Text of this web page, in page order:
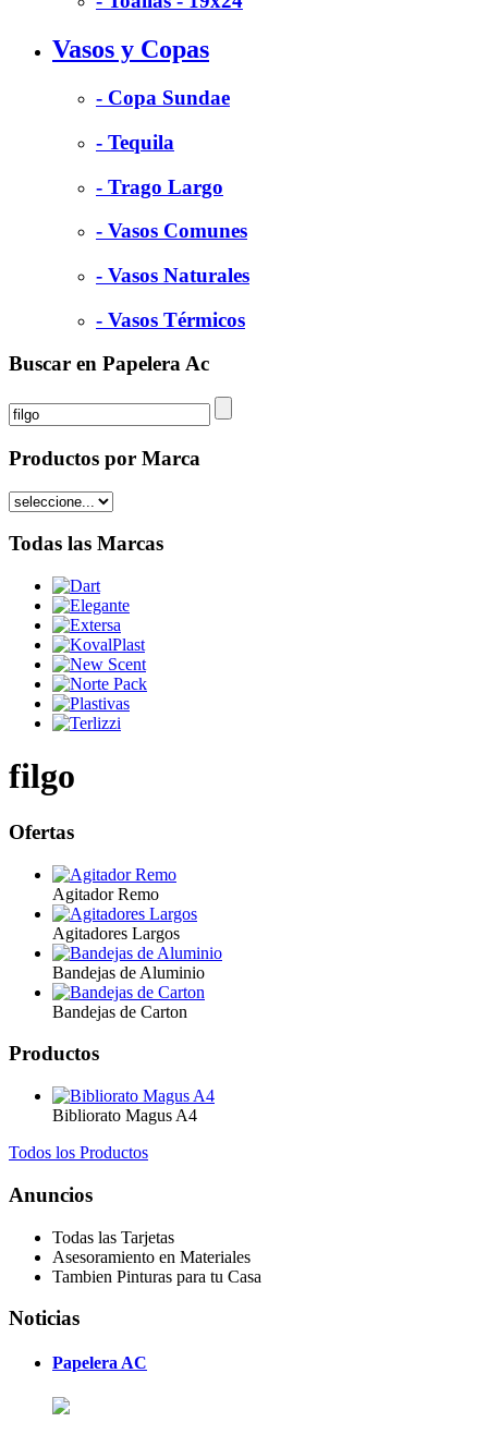
Vasos y Copas
- Copa Sundae
- Tequila
- Trago Largo
- Vasos Comunes
- Vasos Naturales
- Vasos Térmicos
Buscar en Papelera Ac
Productos por Marca
Todas las Marcas
filgo
Ofertas
Agitador Remo
Agitadores Largos
Bandejas de Aluminio
Bandejas de Carton
Productos
Bibliorato Magus A4
Todos los Productos
Anuncios
Todas las Tarjetas
Asesoramiento en Materiales
Tambien Pinturas para tu Casa
Noticias
Papelera AC